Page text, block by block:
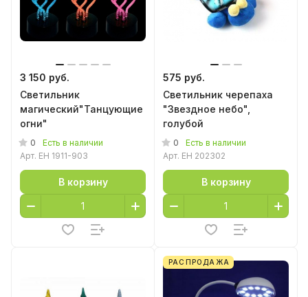
3 150 руб.
Светильник
магический"Танцующие
огни"
0
Есть в наличии
Арт. EH 1911-903
В корзину
575 руб.
Светильник черепаха
"Звездное небо",
голубой
0
Есть в наличии
Арт. EH 202302
В корзину
РАСПРОДАЖА